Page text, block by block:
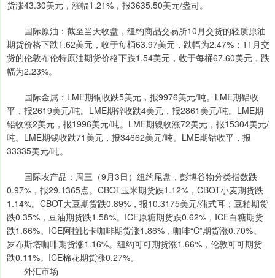
货涨43.30美元，涨幅1.21%，报3635.50美元/盎司。
国际原油：截至当天收盘，纽约商品交易所10月交货的轻质原油
期货价格下跌1.62美元，收于每桶63.97美元，跌幅为2.47%；11月交
货的伦敦布伦特原油期货价格下跌1.54美元，收于每桶67.60美元，跌
幅为2.23%。
国际金属：LME期铜收跌5美元，报9976美元/吨。LME期铝收
平，报2619美元/吨。LME期锌收跌4美元，报2861美元/吨。LME期
铅收涨2美元，报1996美元/吨。LME期镍收涨72美元，报15304美元/
吨。LME期锡收跌71美元，报34662美元/吨。LME期钴收平，报
33335美元/吨。
国际农产品：周三（9月3日）纽约尾盘，彭博谷物分类指数跌
0.97%，报29.1365点。CBOT玉米期货跌1.12%，CBOT小麦期货跌
1.14%。CBOT大豆期货跌0.89%，报10.3175美元/蒲式耳；豆粕期货
跌0.35%，豆油期货跌1.58%。ICE原糖期货跌0.62%，ICE白糖期货
跌1.66%。ICE阿拉比卡咖啡期货涨1.86%，咖啡“C”期货涨0.70%。
罗布斯塔咖啡期货涨1.16%。纽约可可期货涨1.66%，伦敦可可期货
跌0.11%。ICE棉花期货涨0.27%。
外汇市场